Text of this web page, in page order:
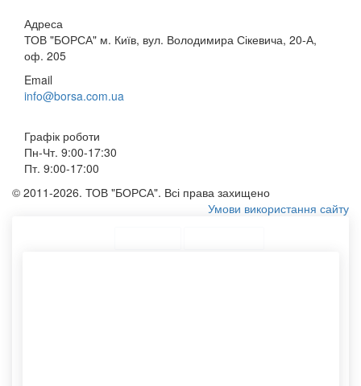
Адреса
ТОВ "БОРСА" м. Київ, вул. Володимира Сікевича, 20-А,
оф. 205
Email
info@borsa.com.ua
Графік роботи
Пн-Чт. 9:00-17:30
Пт. 9:00-17:00
© 2011-2026. ТОВ "БОРСА". Всі права захищено
Умови використання сайту